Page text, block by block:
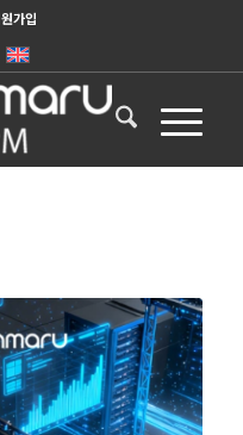
가입